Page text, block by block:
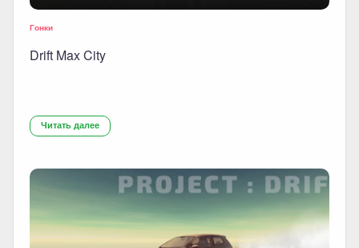
Гонки
Drift Max City
Читать далее